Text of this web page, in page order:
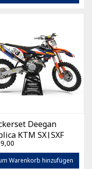
Deegan
KTM SX|SXF
-450cc (diverse
Warenkorb hinzufügen